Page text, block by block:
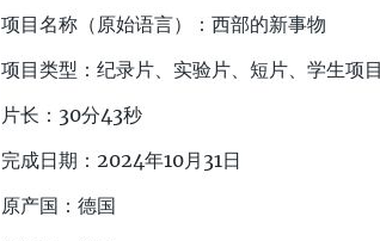
项目名称（原始语言）：西部的新事物
项目类型：纪录片、实验片、短片、学生项目
片长：30分43秒
完成日期：2024年10月31日
原产国：德国